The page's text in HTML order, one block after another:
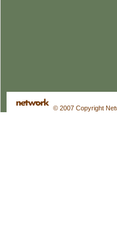
© 2007 Copyright